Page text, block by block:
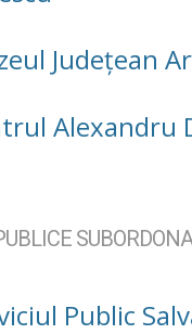
Județean
Alexandru
Public